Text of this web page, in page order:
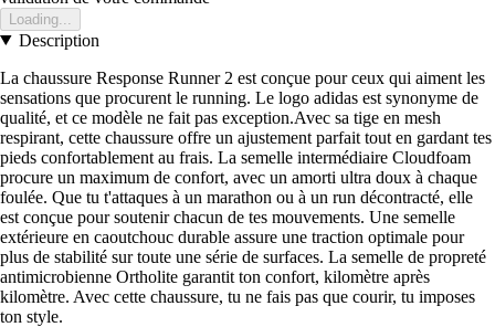
Loading...
Description
La chaussure Response Runner 2 est conçue pour ceux qui aiment les
sensations que procurent le running. Le logo adidas est synonyme de
qualité, et ce modèle ne fait pas exception.Avec sa tige en mesh
respirant, cette chaussure offre un ajustement parfait tout en gardant tes
pieds confortablement au frais. La semelle intermédiaire Cloudfoam
procure un maximum de confort, avec un amorti ultra doux à chaque
foulée. Que tu t'attaques à un marathon ou à un run décontracté, elle
est conçue pour soutenir chacun de tes mouvements. Une semelle
extérieure en caoutchouc durable assure une traction optimale pour
plus de stabilité sur toute une série de surfaces. La semelle de propreté
antimicrobienne Ortholite garantit ton confort, kilomètre après
kilomètre. Avec cette chaussure, tu ne fais pas que courir, tu imposes
ton style.